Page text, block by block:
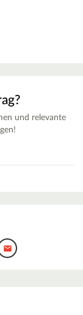
und relevante